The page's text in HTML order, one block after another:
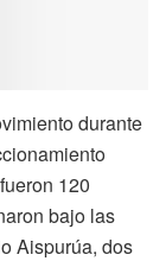
durante
120
bajo las
Aispurúa, dos